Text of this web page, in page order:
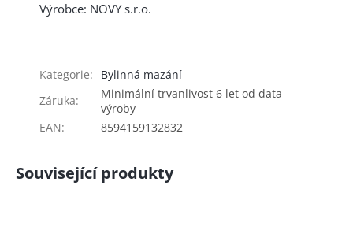
Výrobce: NOVY s.r.o.
Kategorie:
Bylinná mazání
Záruka:
Minimální trvanlivost 6 let od data
výroby
EAN: 8594159132832
Související produkty